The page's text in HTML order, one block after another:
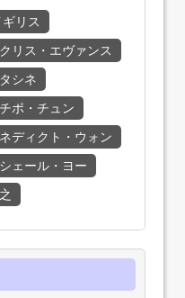
ギリス
クリス・エヴァンス
シネ
チポ・チュン
ディクト・ウォン
ェール・ヨー